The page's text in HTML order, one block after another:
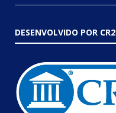
DESENVOLVIDO POR CR2